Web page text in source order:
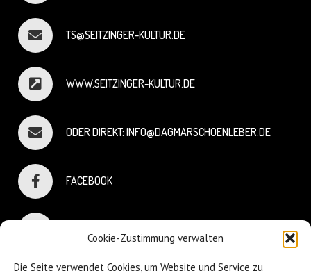
Cookie-Zustimmung verwalten
Die Seite verwendet Cookies, um Website und Service zu
TS@SEITZINGER-KULTUR.DE
WWW.SEITZINGER-KULTUR.DE
ODER DIREKT: INFO@DAGMARSCHOENLEBER.DE
FACEBOOK